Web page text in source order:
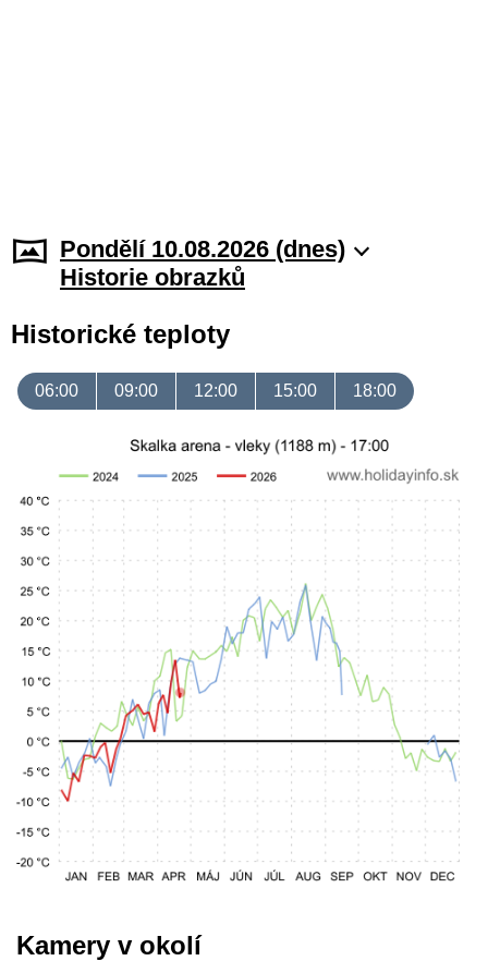
Pondělí 10.08.2026 (dnes)
Historie obrazků
Historické teploty
06:00 09:00 12:00 15:00 18:00
Kamery v okolí